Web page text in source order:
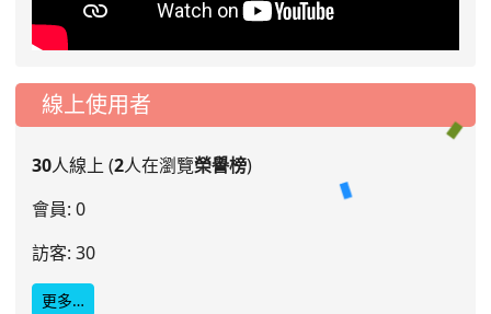
線上使用者
30人線上 (2人在瀏覽榮譽榜)
會員: 0
訪客: 30
更多…